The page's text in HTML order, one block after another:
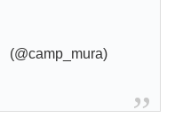
(@camp_mura)